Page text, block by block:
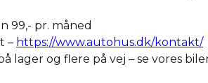
99,- pr. måned
– https://www.autohus.dk/kontakt/
og flere på vej – se vores